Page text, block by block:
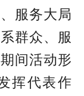
服务大局
群众、服
间活动形
挥代表作